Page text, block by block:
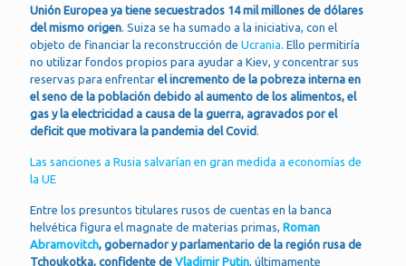
Unión Europea ya tiene secuestrados 14 mil millones de dólares
del mismo origen. Suiza se ha sumado a la iniciativa, con el
objeto de financiar la reconstrucción de Ucrania. Ello permitiría
no utilizar fondos propios para ayudar a Kiev, y concentrar sus
reservas para enfrentar el incremento de la pobreza interna en
el seno de la población debido al aumento de los alimentos, el
gas y la electricidad a causa de la guerra, agravados por el
deficit que motivara la pandemia del Covid .
Las sanciones a Rusia salvarían en gran medida a economías de
la UE
Entre los presuntos titulares rusos de cuentas en la banca
helvética figura el magnate de materias primas, Roman
Abramovitch, gobernador y parlamentario de la región rusa de
Tchoukotka, confidente de Vladimir Putin, últimamente